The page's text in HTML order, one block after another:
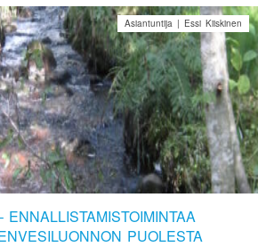
PUOLESTA
Asiantuntija | Essi Kiiskinen